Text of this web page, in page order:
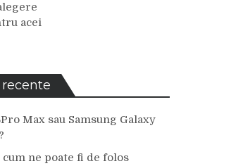
acei
Max sau Samsung Galaxy
cum ne poate fi de folos